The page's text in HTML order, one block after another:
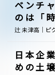
ベンチ
のは「
辻 未津高｜ピ
日本企
めの土